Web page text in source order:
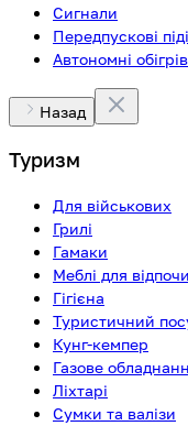
Сигнали
Передпускові
Автономні
Назад
Туризм
Для військових
Грилі
Гамаки
Меблі для
Гігієна
Туристичний
Кунг-кемпер
Газове
Ліхтарі
Сумки та валізи